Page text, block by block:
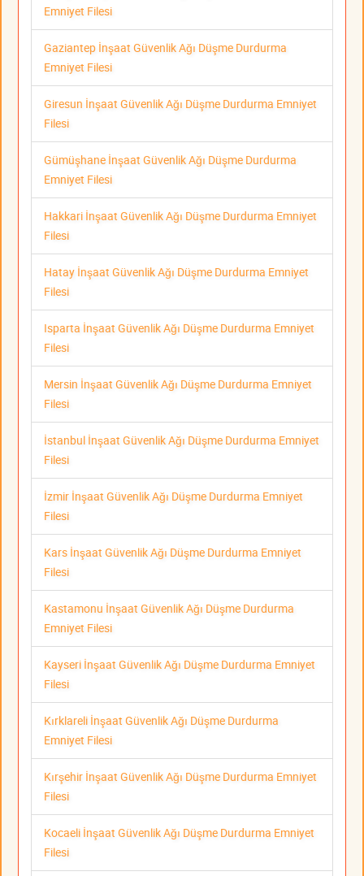
Emniyet Filesi
Gaziantep İnşaat Güvenlik Ağı Düşme Durdurma
Emniyet Filesi
Giresun İnşaat Güvenlik Ağı Düşme Durdurma Emniyet
Filesi
Gümüşhane İnşaat Güvenlik Ağı Düşme Durdurma
Emniyet Filesi
Hakkari İnşaat Güvenlik Ağı Düşme Durdurma Emniyet
Filesi
Hatay İnşaat Güvenlik Ağı Düşme Durdurma Emniyet
Filesi
Isparta İnşaat Güvenlik Ağı Düşme Durdurma Emniyet
Filesi
Mersin İnşaat Güvenlik Ağı Düşme Durdurma Emniyet
Filesi
İstanbul İnşaat Güvenlik Ağı Düşme Durdurma Emniyet
Filesi
İzmir İnşaat Güvenlik Ağı Düşme Durdurma Emniyet
Filesi
Kars İnşaat Güvenlik Ağı Düşme Durdurma Emniyet
Filesi
Kastamonu İnşaat Güvenlik Ağı Düşme Durdurma
Emniyet Filesi
Kayseri İnşaat Güvenlik Ağı Düşme Durdurma Emniyet
Filesi
Kırklareli İnşaat Güvenlik Ağı Düşme Durdurma
Emniyet Filesi
Kırşehir İnşaat Güvenlik Ağı Düşme Durdurma Emniyet
Filesi
Kocaeli İnşaat Güvenlik Ağı Düşme Durdurma Emniyet
Filesi